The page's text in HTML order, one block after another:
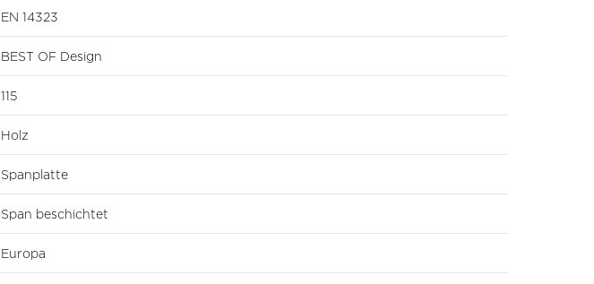
EN 14323
BEST OF Design
115
Holz
Spanplatte
Span beschichtet
Europa